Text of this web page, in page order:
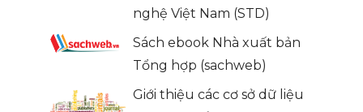
nghệ Việt Nam (STD)
Sách ebook Nhà xuất bản
Tổng hợp (sachweb)
Giới thiệu các cơ sở dữ liệu